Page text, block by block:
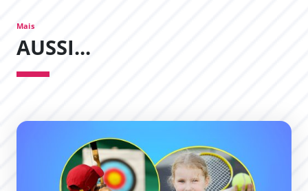
Mais
AUSSI...
Des stages multi-sports pour vos enfants !